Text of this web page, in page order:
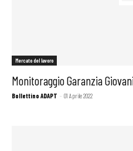
Mercato del lavoro
Monitoraggio Garanzia
Bollettino ADAPT - 01 Aprile 2022